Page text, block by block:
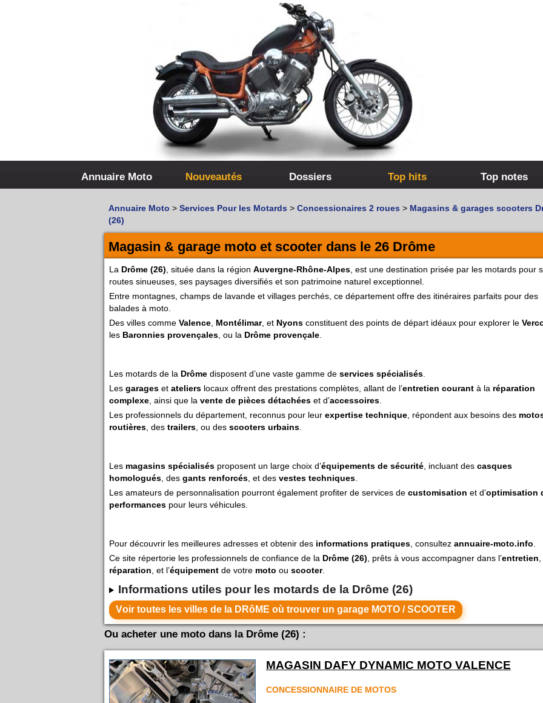
Annuaire Moto Nouveautés Dossiers Top hits Top notes
Annuaire Moto > Services Pour les Motards > Concessionaires 2 roues > Magasins & garages scooters
(26)
Magasin & garage moto et scooter dans le 26 Drôme
La Drôme (26) , située dans la région Auvergne-Rhône-Alpes , est une destination prisée par les motards pour
routes sinueuses, ses paysages diversifiés et son patrimoine naturel exceptionnel.
Entre montagnes, champs de lavande et villages perchés, ce département offre des itinéraires parfaits pour des
balades à moto.
Des villes comme Valence Montélimar, et Nyons constituent des points de départ idéaux pour explorer le
les Baronnies provençales , ou la Drôme provençale
Les motards de la Drôme disposent d’une vaste gamme de services spécialisés
Les garages et ateliers locaux offrent des prestations complètes, allant de l’entretien courant à la réparation
complexe , ainsi que la vente de pièces détachées et d’accessoires
Les professionnels du département, reconnus pour leur expertise technique , répondent aux besoins des
routières , des trailers , ou des scooters urbains
Les magasins spécialisés proposent un large choix d’équipements de sécurité , incluant des casques
homologués , des gants renforcés , et des vestes techniques
Les amateurs de personnalisation pourront également profiter de services de customisation et d’optimisation
performances pour leurs véhicules.
Pour découvrir les meilleures adresses et obtenir des informations pratiques , consultez annuaire-moto.info
Ce site répertorie les professionnels de confiance de la Drôme (26) , prêts à vous accompagner dans l’entretien
réparation , et l’équipement de votre moto ou scooter.
Informations utiles pour les motards de la Drôme (26)
Voir toutes les villes de la DRôME où trouver un garage MOTO / SCOOTER
Ou acheter une moto dans la Drôme (26) :
MAGASIN DAFY DYNAMIC MOTO VALENCE
CONCESSIONNAIRE DE MOTOS